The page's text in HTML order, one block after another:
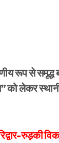
रूप से
को लेकर
रुड़की